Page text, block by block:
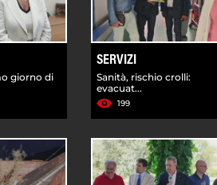
giorno di
SERVIZI
Sanità, rischio crolli:
evacuat...
199